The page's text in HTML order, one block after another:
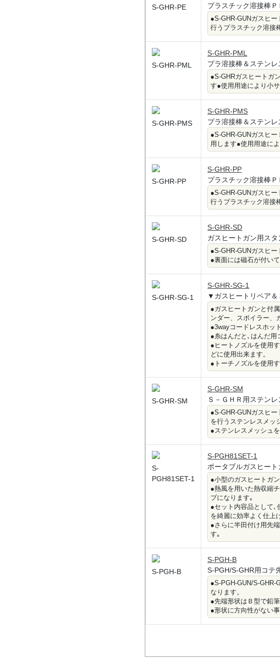
S-GHR-PE
プラスチック溶接棒Ｐ
●S-GHR-GUNガスヒ
行うプラスチック溶接
S-GHR-PML
S-GHR-PML
プラ溶接棒＆ステンレ
●S-GHRガスヒートガ
す●使用用途により小
S-GHR-PMS
S-GHR-PMS
プラ溶接棒＆ステンレ
●S-GHR-GUNガスヒ
用します●使用用途に
S-GHR-PP
S-GHR-PP
プラスチック溶接棒Ｐ
●S-GHR-GUNガスヒ
行うプラスチック溶接
S-GHR-SD
S-GHR-SD
ガスヒートガン用スタ
●S-GHR-GUNガスヒー
●裏面には磁石が付いて
S-GHR-SG-1
S-GHR-SG-1
▼ガスヒートリペア＆
●ガスヒートガンと付
ンダー、スポイラー、
●3wayコードレスホッ
●糸はんだと､はんだ用
●ヒートノズルを使用
どに使用出来ます。
●トーチノズルを使用
S-GHR-SM
S-GHR-SM
Ｓ－ＧＨＲ用ステンレ
●S-GHR-GUNガスヒ
を行うステンレスメッ
●ステンレスメッシュ
S-
PGH81SET-1
S-PGH81SET-1
ポータブルガスヒート
●小型のガスヒートガ
●熱風を用いた熱収縮
プになります｡
●セット内容品として､
を綺麗に効率よく仕上
●さらに半田付け用先
す｡
S-PGH-B
S-PGH-B
S-PGH/S-GHR用コテ
●S-PGH-GUN/S-GHR-
なります。
●先端形状はＢ型で鉛
●形状に方向性がない